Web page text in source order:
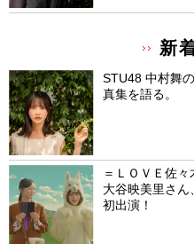
新
STU48 中村舞
真集を語る。
＝ＬＯＶＥ佐々
大谷映美里さ
初出演！